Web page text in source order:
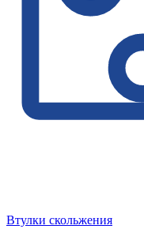
Втулки скольжения